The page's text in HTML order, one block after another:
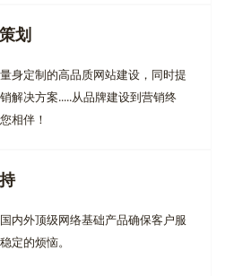
划
身定制的高品质网站建设，同时提
解决方案.....从品牌建设到营销终
相伴！
内外顶级网络基础产品确保客户服
定的烦恼。